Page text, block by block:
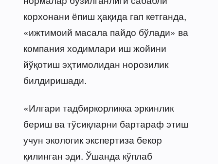
корхонани ёпиш ҳақида гап кетганда,
«ижтимоий масала пайдо бўлади» ва
компания ходимлари иш жойини
йўқотиш эҳтимолидан норозилик
билдиришади.
«Илгари тадбиркорликка эркинлик
бериш ва тўсиқларни бартараф этиш
учун экологик экспертиза бекор
қилинган эди. Ўшанда кўплаб